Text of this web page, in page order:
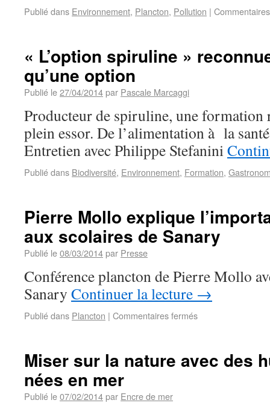
Publié dans Environnement, Plancton, Pollution |
« L’option spiruline »
qu’une option
Publié le27/04/2014par Pascale Marcaggi
Producteur de spiruline, une formation
plein essor. De l’alimentation à la
Entretien avec Philippe Stefanini
Publié dans Biodiversité, Environnement, Formation,
Pierre Mollo explique
aux scolaires de Sanary
Publié le08/03/2014par Presse
Conférence plancton de Pierre Mollo
Sanary Continuer la lecture →
Publié dans Plancton | Commentaires fermés
Miser sur la nature avec des
nées en mer
Publié le07/02/2014par Encre de mer